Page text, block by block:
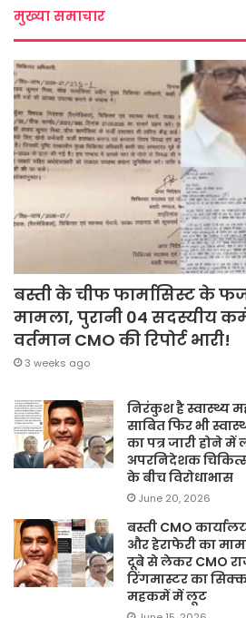
मुख्या समाचार
बस्ती के चीफ फार्मासिस्ट के
मामला, पुरानी 04 सदस्यीय
वर्तमान CMO की रिपोर्ट भारी!
3 weeks ago
निरंकुश है स्वास्थ्य
साबित फिर भी
का पत्र जारी होने
अपरनिदेशक
के बीच विरोधाभास
June 20, 2026
बस्ती CMO
और हेराफेरी का
दूबे से लेकर CMO
रिंगमास्टर का
महकमें में लूट